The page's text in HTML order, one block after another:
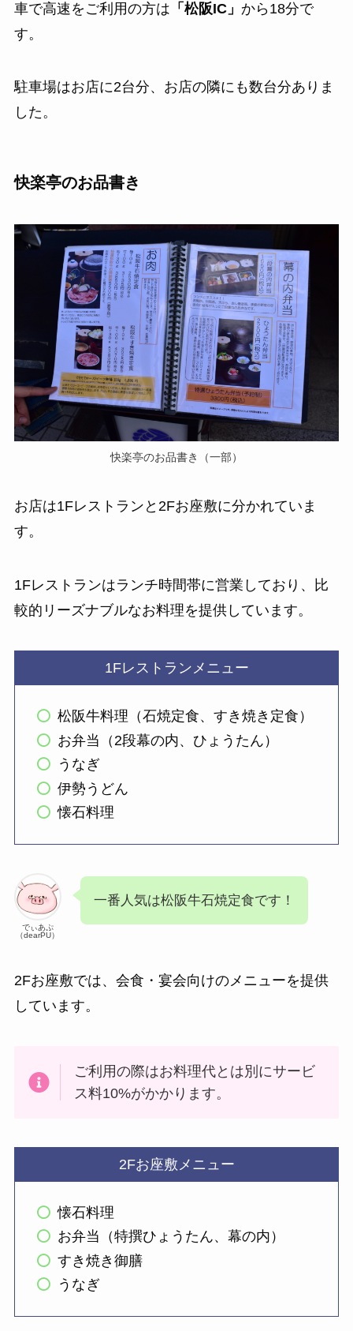
車で高速をご利用の方は 「松阪IC」 から18分で
す。
駐車場はお店に2台分、お店の隣にも数台分ありま
した。
快楽亭のお品書き
快楽亭のお品書き（一部）
お店は1Fレストランと2Fお座敷に分かれていま
す。
1Fレストランはランチ時間帯に営業しており、比
較的リーズナブルなお料理を提供しています。
1Fレストランメニュー
松阪牛料理（石焼定食、すき焼き定食）
お弁当（2段幕の内、ひょうたん）
うなぎ
伊勢うどん
懐石料理
でぃあぷ
（dearPU）
一番人気は松阪牛石焼定食です！
2Fお座敷では、会食・宴会向けのメニューを提供
しています。
ご利用の際はお料理代とは別にサービ
ス料10%がかかります。
2Fお座敷メニュー
懐石料理
お弁当（特撰ひょうたん、幕の内）
すき焼き御膳
うなぎ